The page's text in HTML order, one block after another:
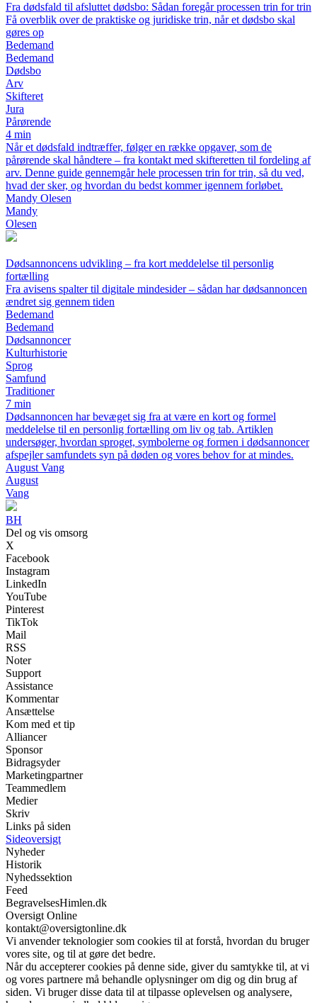
Fra dødsfald til afsluttet dødsbo: Sådan foregår processen trin for trin
Få overblik over de praktiske og juridiske trin, når et dødsbo skal
gøres op
Bedemand
Bedemand
Dødsbo
Arv
Skifteret
Jura
Pårørende
4 min
Når et dødsfald indtræffer, følger en række opgaver, som de
pårørende skal håndtere – fra kontakt med skifteretten til fordeling af
arv. Denne guide gennemgår hele processen trin for trin, så du ved,
hvad der sker, og hvordan du bedst kommer igennem forløbet.
Mandy Olesen
Mandy
Olesen
Dødsannoncens udvikling – fra kort meddelelse til personlig
fortælling
Fra avisens spalter til digitale mindesider – sådan har dødsannoncen
ændret sig gennem tiden
Bedemand
Bedemand
Dødsannoncer
Kulturhistorie
Sprog
Samfund
Traditioner
7 min
Dødsannoncen har bevæget sig fra at være en kort og formel
meddelelse til en personlig fortælling om liv og tab. Artiklen
undersøger, hvordan sproget, symbolerne og formen i dødsannoncer
afspejler samfundets syn på døden og vores behov for at mindes.
August Vang
August
Vang
BH
Del og vis omsorg
X
Facebook
Instagram
LinkedIn
YouTube
Pinterest
TikTok
Mail
RSS
Noter
Support
Assistance
Kommentar
Ansættelse
Kom med et tip
Alliancer
Sponsor
Bidragsyder
Marketingpartner
Teammedlem
Medier
Skriv
Links på siden
Sideoversigt
Nyheder
Historik
Nyhedssektion
Feed
BegravelsesHimlen.dk
Oversigt Online
kontakt@oversigtonline.dk
Vi anvender teknologier som cookies til at forstå, hvordan du bruger
vores site, og til at gøre det bedre.
Når du accepterer cookies på denne side, giver du samtykke til, at vi
og vores partnere må behandle oplysninger om dig og din brug af
siden. Vi bruger disse data til at tilpasse oplevelsen og analysere,